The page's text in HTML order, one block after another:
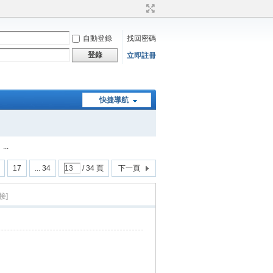
自動登錄
找回密碼
登錄
立即註冊
快捷導航
...
17 ... 34 / 34 頁 下一頁
]